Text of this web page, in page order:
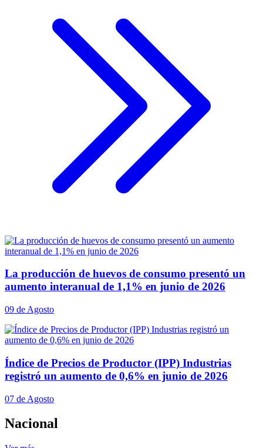
La producción de huevos de consumo presentó un
aumento interanual de 1,1% en junio de 2026
09 de Agosto
Índice de Precios de Productor (IPP) Industrias
registró un aumento de 0,6% en junio de 2026
07 de Agosto
Nacional